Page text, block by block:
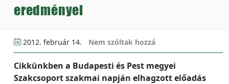
eredményei
2012. február 14. Nem szóltak hozzá
Cikkünkben a Budapesti és Pest megyei
Szakcsoport szakmai napján elhagzott előadás